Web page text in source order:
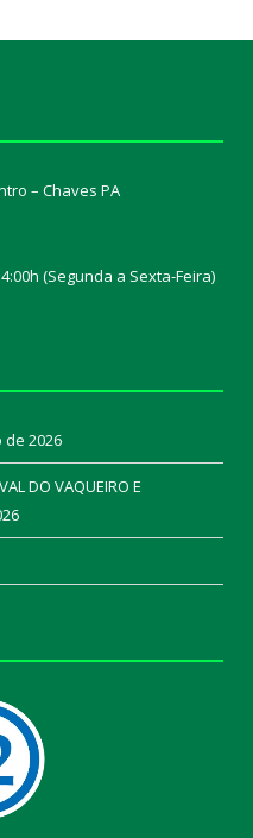
– Chaves PA
(Segunda a Sexta-Feira)
de 2026
DO VAQUEIRO E